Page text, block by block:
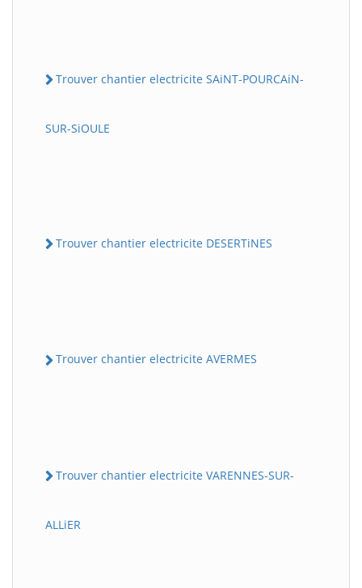
Trouver chantier electricite SAiNT-POURCAiN-
SUR-SiOULE
Trouver chantier electricite DESERTiNES
Trouver chantier electricite AVERMES
Trouver chantier electricite VARENNES-SUR-
ALLiER